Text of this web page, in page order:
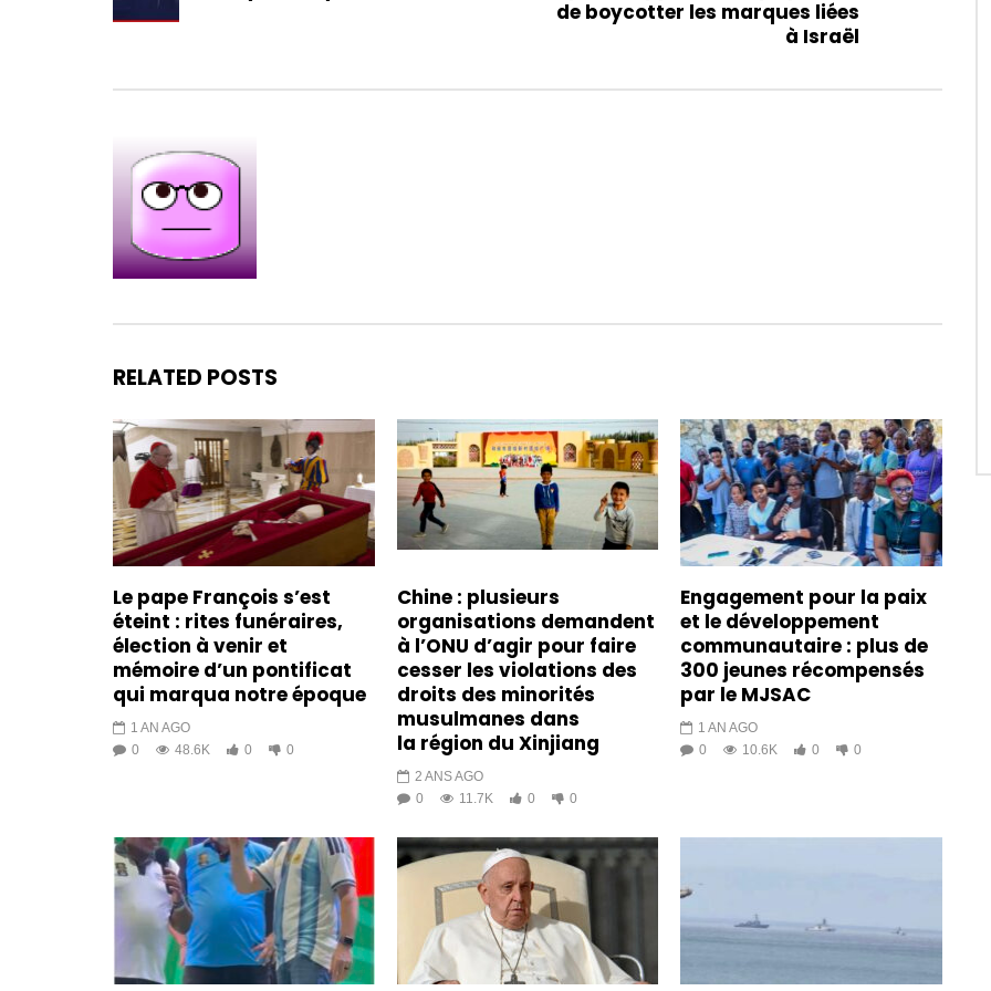
de boycotter les marques liées
à Israël
RELATED POSTS
Le pape François s’est
éteint : rites funéraires,
élection à venir et
mémoire d’un pontificat
qui marqua notre époque
1 AN AGO
0
48.6K 0 0
Chine : plusieurs
organisations demandent
à l’ONU d’agir pour faire
cesser les violations des
droits des minorités
musulmanes dans
la région du Xinjiang
2 ANS AGO
0
11.7K 0 0
Engagement pour la paix
et le développement
communautaire : plus de
300 jeunes récompensés
par le MJSAC
1 AN AGO
0
10.6K 0 0